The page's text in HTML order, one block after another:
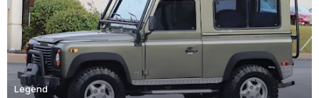
Legend